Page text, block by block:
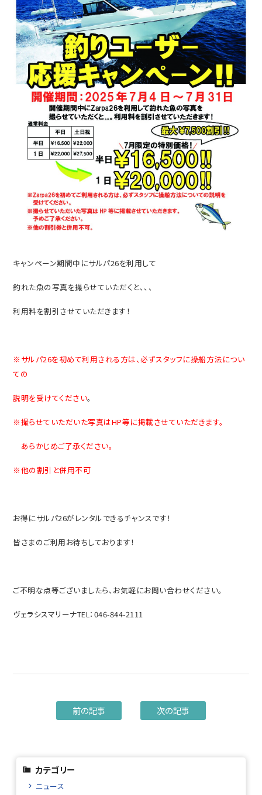
キャンペーン期間中にサルパ26を利用して
釣れた魚の写真を撮らせていただくと、、、
利用料を割引させていただきます！
※サルパ26を初めて利用される方は、必ずスタッフに操船方法につい
ての
説明を受けてください。
※撮らせていただいた写真はHP等に掲載させていただきます。
あらかじめご了承ください。
※他の割引と併用不可
お得にサルパ26がレンタルできるチャンスです！
皆さまのご利用お待ちしております！
ご不明な点等ございましたら、お気軽にお問い合わせください。
ヴェラシスマリーナTEL：046-844-2111
前の記事 次の記事
カテゴリー
ニュース